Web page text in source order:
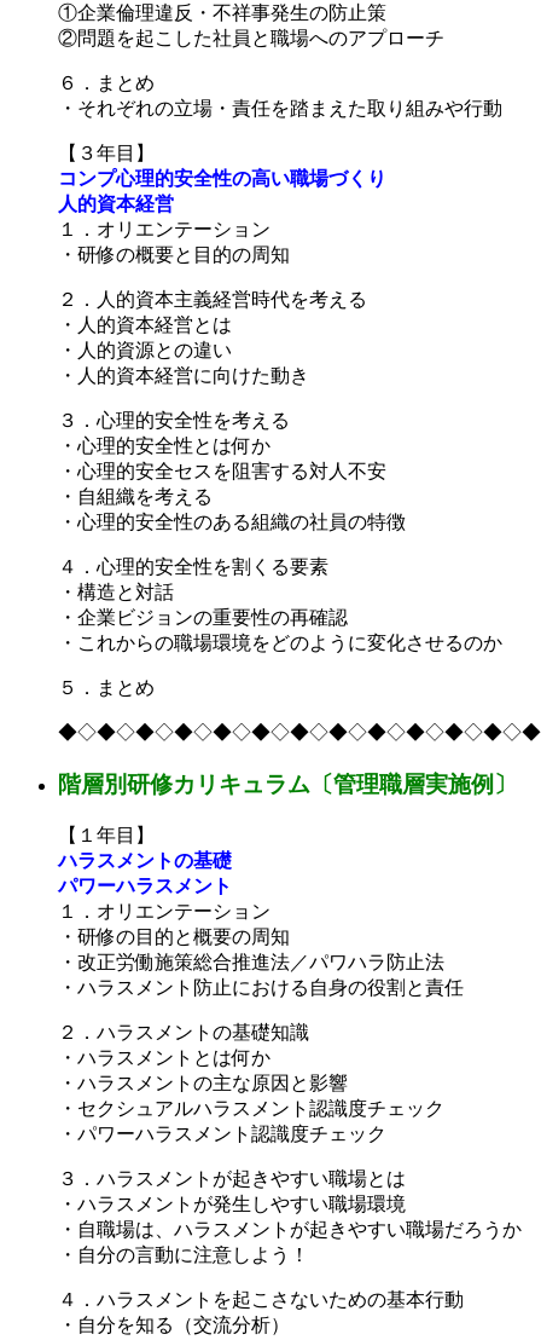
①企業倫理違反・不祥事発生の防止策
②問題を起こした社員と職場へのアプローチ
６．まとめ
・それぞれの立場・責任を踏まえた取り組みや行動
【３年目】
コンプ心理的安全性の高い職場づくり
人的資本経営
１．オリエンテーション
・研修の概要と目的の周知
２．人的資本主義経営時代を考える
・人的資本経営とは
・人的資源との違い
・人的資本経営に向けた動き
３．心理的安全性を考える
・心理的安全性とは何か
・心理的安全セスを阻害する対人不安
・自組織を考える
・心理的安全性のある組織の社員の特徴
４．心理的安全性を割くる要素
・構造と対話
・企業ビジョンの重要性の再確認
・これからの職場環境をどのように変化させるのか
５．まとめ
◆◇◆◇◆◇◆◇◆◇◆◇◆◇◆◇◆◇◆◇◆◇◆◇◆
階層別研修カリキュラム〔管理職層実施例〕
【１年目】
ハラスメントの基礎
パワーハラスメント
１．オリエンテーション
・研修の目的と概要の周知
・改正労働施策総合推進法／パワハラ防止法
・ハラスメント防止における自身の役割と責任
２．ハラスメントの基礎知識
・ハラスメントとは何か
・ハラスメントの主な原因と影響
・セクシュアルハラスメント認識度チェック
・パワーハラスメント認識度チェック
３．ハラスメントが起きやすい職場とは
・ハラスメントが発生しやすい職場環境
・自職場は、ハラスメントが起きやすい職場だろうか
・自分の言動に注意しよう！
４．ハラスメントを起こさないための基本行動
・自分を知る（交流分析）